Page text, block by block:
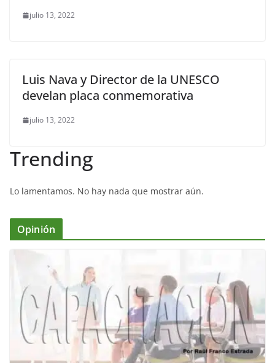
julio 13, 2022
Luis Nava y Director de la UNESCO
develan placa conmemorativa
julio 13, 2022
Trending
Lo lamentamos. No hay nada que mostrar aún.
Opinión